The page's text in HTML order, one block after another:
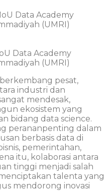
Data Academy
(UMRI)
Data Academy
(UMRI)
berkembang pesat,
industri dan
mendesak,
ekosistem yang
bidang data science.
perananpenting dalam
berbasis data di
, pemerintahan,
itu, kolaborasi antara
tinggi menjadi salah
talenta yang
mendorong inovasi